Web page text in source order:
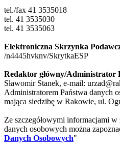
tel./fax 41 3535018
tel. 41 3535030
tel. 41 3535063
Elektroniczna Skrzynka
/n4445hvknv/SkrytkaESP
Redaktor główny/Administrator
Sławomir Stanek, e-mail:
Administratorem Państwa danych
mająca siedzibę w Rakowie, ul.
Ze szczegółowymi informacjami w
danych osobowych można
Danych Osobowych"